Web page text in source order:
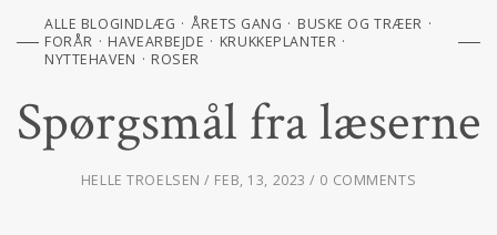
ALLE BLOGINDLÆG ÅRETS GANG
BUSKE OG TRÆER
FORÅR
HAVEARBEJDE
KRUKKEPLANTER
NYTTEHAVEN
ROSER
Spørgsmål fra læserne
HELLE TROELSEN FEB, 13, 2023 0 COMMENTS